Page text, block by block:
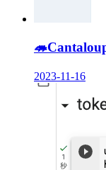
🦔
2023-11-16